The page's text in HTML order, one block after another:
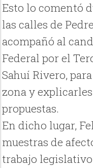
Esto lo comentó
las calles de
acompañó al
Federal por el
Sahuí Rivero,
zona y
propuestas.
En dicho lugar,
muestras de
trabajo